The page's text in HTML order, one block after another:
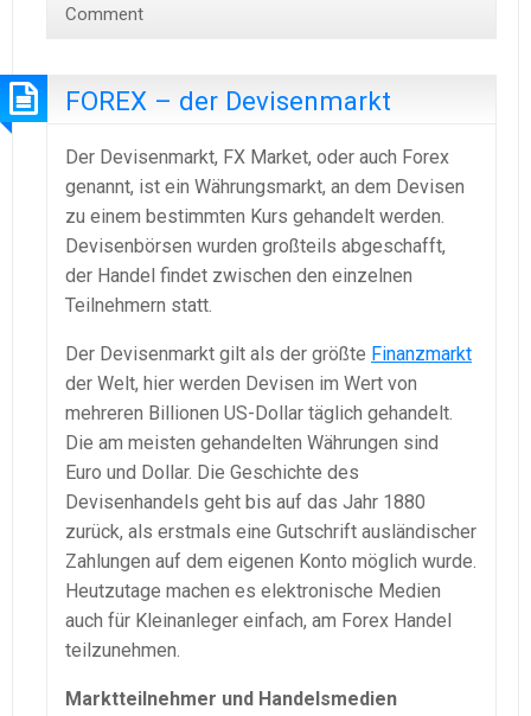
Comment
FOREX – der Devisenmarkt
Der Devisenmarkt, FX Market, oder auch Forex
genannt, ist ein Währungsmarkt, an dem Devisen
zu einem bestimmten Kurs gehandelt werden.
Devisenbörsen wurden großteils abgeschafft,
der Handel findet zwischen den einzelnen
Teilnehmern statt.
Der Devisenmarkt gilt als der größte Finanzmarkt
der Welt, hier werden Devisen im Wert von
mehreren Billionen US-Dollar täglich gehandelt.
Die am meisten gehandelten Währungen sind
Euro und Dollar. Die Geschichte des
Devisenhandels geht bis auf das Jahr 1880
zurück, als erstmals eine Gutschrift ausländischer
Zahlungen auf dem eigenen Konto möglich wurde.
Heutzutage machen es elektronische Medien
auch für Kleinanleger einfach, am Forex Handel
teilzunehmen.
Marktteilnehmer und Handelsmedien